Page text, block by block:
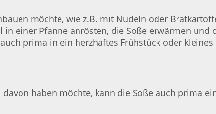
möchte, wie z.B. mit Nudeln oder
einer Pfanne anrösten, die Soße erwärmen
prima in ein herzhaftes Frühstück oder
haben möchte, kann die Soße auch prima